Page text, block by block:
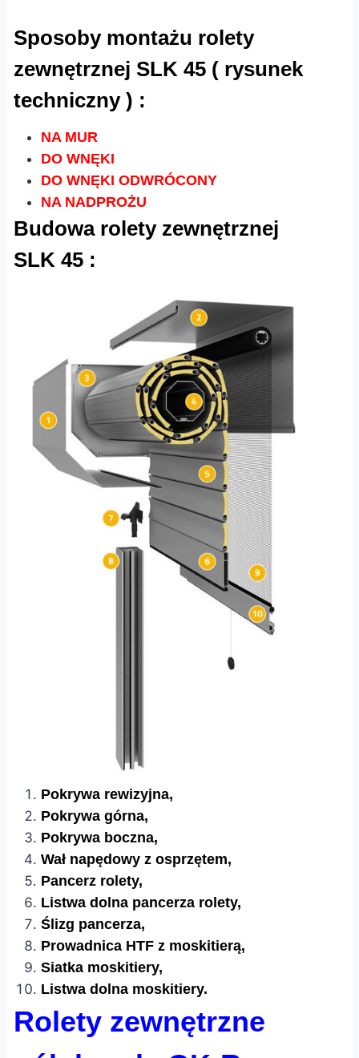
Sposoby montażu rolety
zewnętrznej SLK 45 ( rysunek
techniczny ) :
NA MUR
DO WNĘKI
DO WNĘKI ODWRÓCONY
NA NADPROŻU
Budowa rolety zewnętrznej
SLK 45 :
Pokrywa rewizyjna,
Pokrywa górna,
Pokrywa boczna,
Wał napędowy z osprzętem,
Pancerz rolety,
Listwa dolna pancerza rolety,
Ślizg pancerza,
Prowadnica HTF z moskitierą,
Siatka moskitiery,
Listwa dolna moskitiery.
Rolety zewnętrzne